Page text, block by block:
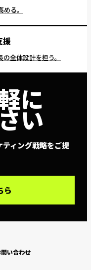
る。
援
全体設計を担う。
に
い
ィング戦略をご提
ら
問い合わせ